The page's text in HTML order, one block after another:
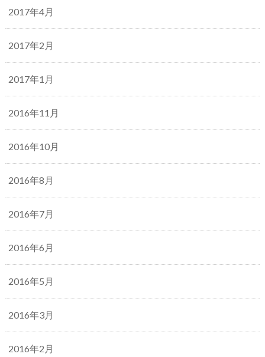
2017年4月
2017年2月
2017年1月
2016年11月
2016年10月
2016年8月
2016年7月
2016年6月
2016年5月
2016年3月
2016年2月